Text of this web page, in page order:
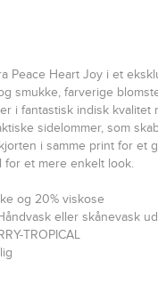
Peace Heart Joy i et
smukke, farverige
i fantastisk indisk
sidelommer, som
i samme print for et
for et mere enkelt look.
og 20% viskose
eller skånevask
TROPICAL